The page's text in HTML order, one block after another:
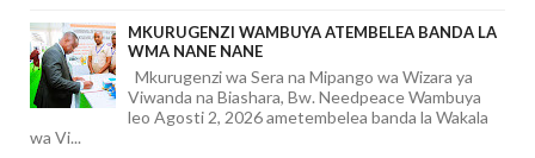
MKURUGENZI WAMBUYA ATEMBELEA BANDA LA
WMA NANE NANE
Mkurugenzi wa Sera na Mipango wa Wizara ya
Viwanda na Biashara, Bw. Needpeace Wambuya
leo Agosti 2, 2026 ametembelea banda la Wakala
wa Vi...